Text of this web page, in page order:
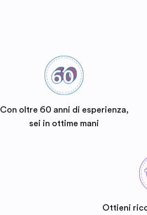
Con oltre 60 anni di esperienza,
sei in ottime mani
Ottieni